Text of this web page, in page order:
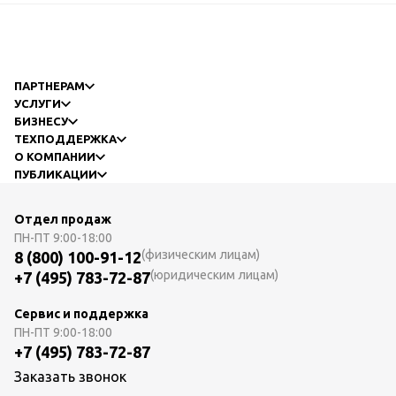
ПАРТНЕРАМ
УСЛУГИ
БИЗНЕСУ
ТЕХПОДДЕРЖКА
О КОМПАНИИ
ПУБЛИКАЦИИ
Отдел продаж
ПН-ПТ 9:00-18:00
8 (800) 100-91-12(физическим лицам)
+7 (495) 783-72-87(юридическим лицам)
Сервис и поддержка
ПН-ПТ 9:00-18:00
+7 (495) 783-72-87
Заказать звонок